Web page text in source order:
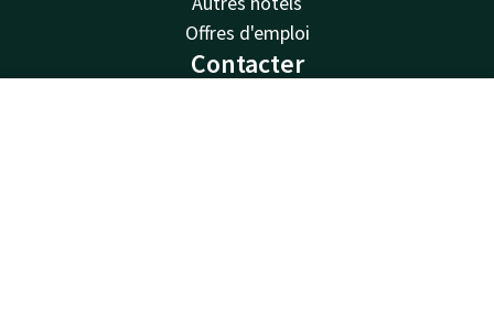
Offres d'emploi
Contacter